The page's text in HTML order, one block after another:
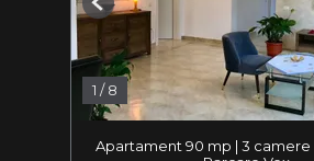
1 /8
Previous
Apartament 90 mp | 3 camere